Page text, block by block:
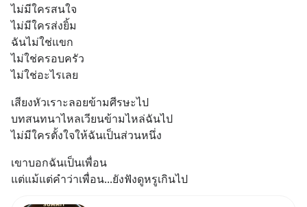
ไม่มีใครสนใจ
ไม่มีใครส่งยิ้ม
ฉันไม่ใช่แขก
ไม่ใช่ครอบครัว
ไม่ใช่อะไรเลย
เสียงหัวเราะลอยข้ามศีรษะไป
บทสนทนาไหลเวียนข้ามไหล่ฉันไป
ไม่มีใครตั้งใจให้ฉันเป็นส่วนหนึ่ง
เขาบอกฉันเป็นเพื่อน
แต่แม้แต่คำว่าเพื่อน...ยังฟังดูหรูเกินไป